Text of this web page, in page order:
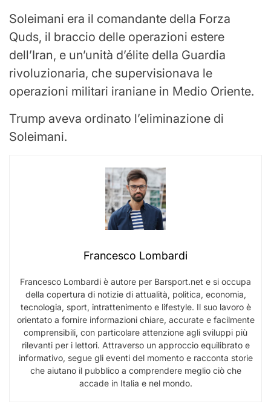
Soleimani era il comandante della Forza
Quds, il braccio delle operazioni estere
dell’Iran, e un’unità d’élite della Guardia
rivoluzionaria, che supervisionava le
operazioni militari iraniane in Medio Oriente.
Trump aveva ordinato l’eliminazione di
Soleimani.
Francesco Lombardi
Francesco Lombardi è autore per Barsport.net e si occupa
della copertura di notizie di attualità, politica, economia,
tecnologia, sport, intrattenimento e lifestyle. Il suo lavoro è
orientato a fornire informazioni chiare, accurate e facilmente
comprensibili, con particolare attenzione agli sviluppi più
rilevanti per i lettori. Attraverso un approccio equilibrato e
informativo, segue gli eventi del momento e racconta storie
che aiutano il pubblico a comprendere meglio ciò che
accade in Italia e nel mondo.